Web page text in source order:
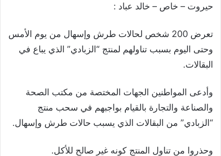
حيروت – خاص – خالد عباد :
تعرض 200 شخص لحالات طرش وإسهال من يوم الأمس
وحتى اليوم بسبب تناولهم لمنتج “الزبادي” الذي يباع في
البقالات.
وأدعى المواطنين الجهات المختصة من مكتب الصحة
والصناعة والتجارة بالقيام بواجبهم في سحب منتج
“الزبادي” من البقالات الذي يسبب حالات طرش وإسهال.
وحذروا من تناول المنتج كونه غير صالح للأكل.